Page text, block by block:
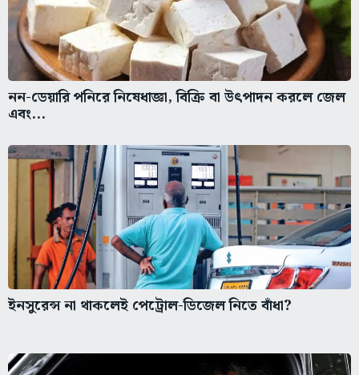
নন-ডেয়ারি পনিরে নিষেধাজ্ঞা, বিক্রি বা উৎপাদন করলে জেল
এবং...
ইনসুরেন্স না থাকলেই পেট্রোল-ডিজেল নিতে বাঁধা?